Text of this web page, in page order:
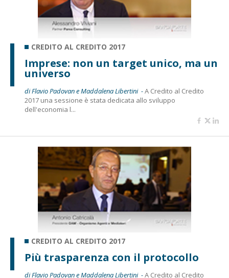
CREDITO AL CREDITO 2017
Imprese: non un target unico, ma un
universo
di Flavio Padovan e Maddalena Libertini -A Credito al Credito
2017 una sessione è stata dedicata allo sviluppo
dell'economia l...
CREDITO AL CREDITO 2017
Più trasparenza con il protocollo
di Flavio Padovan e Maddalena Libertini -A Credito al Credito